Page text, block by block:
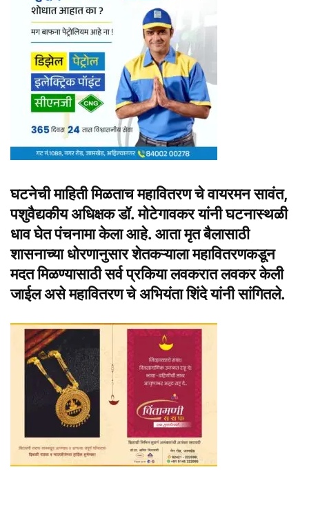
घटनेची माहिती मिळताच महावितरण चे वायरमन सावंत,
पशुवैद्यकीय अधिक्षक डॉ. मोटेगावकर यांनी घटनास्थळी
धाव घेत पंचनामा केला आहे. आता मृत बैलासाठी
शासनाच्या धोरणानुसार शेतकऱ्याला महावितरणकडून
मदत मिळण्यासाठी सर्व प्रकिया लवकरात लवकर केली
जाईल असे महावितरण चे अभियंता शिंदे यांनी सांगितले.